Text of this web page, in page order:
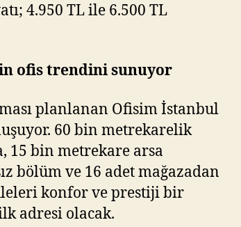
4.950 TL ile 6.500 TL
ofis trendini sunuyor
planlanan Ofisim İstanbul
60 bin metrekarelik
15 bin metrekare arsa
bölüm ve 16 adet mağazadan
konfor ve prestiji bir
adresi olacak.